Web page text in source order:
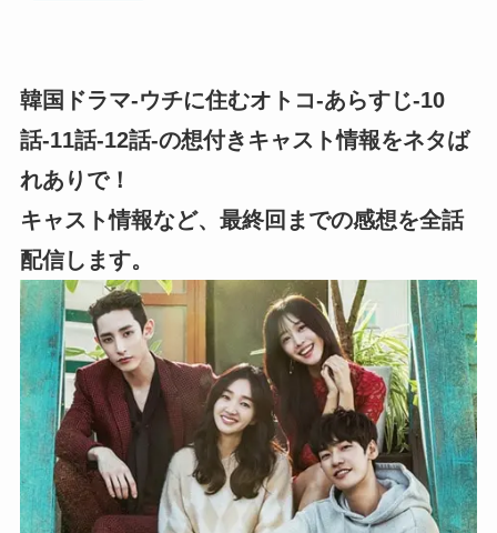
韓国ドラマ-ウチに住むオトコ-あらすじ-10
話-11話-12話-の想付きキャスト情報をネタば
れありで！
キャスト情報など、最終回までの感想を全話
配信します。